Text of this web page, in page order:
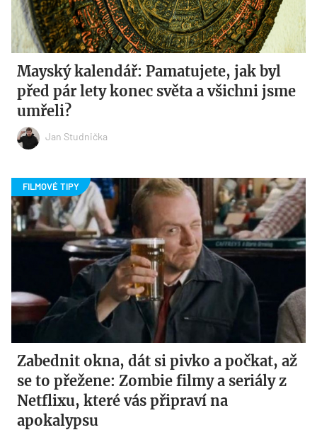
Mayský kalendář: Pamatujete, jak byl
před pár lety konec světa a všichni jsme
umřeli?
Jan Studnička
Zabednit okna, dát si pivko a počkat, až
se to přežene: Zombie filmy a seriály z
Netflixu, které vás připraví na
apokalypsu